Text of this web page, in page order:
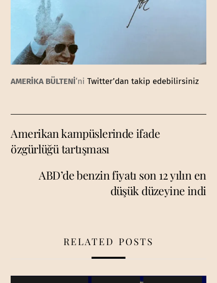
AMERİKA BÜLTENİ‘niTwitter’dan takip edebilirsiniz
Amerikan kampüslerinde ifade
özgürlüğü tartışması
ABD’de benzin fiyatı son 12 yılın en
düşük düzeyine indi
RELATED POSTS